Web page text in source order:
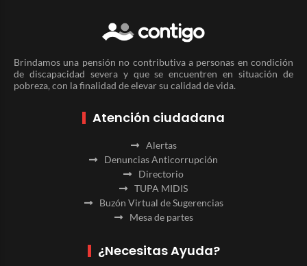
Brindamos una pensión no contributiva a personas en condición
de discapacidad severa y que se encuentren en situación de
pobreza, con la finalidad de elevar su calidad de vida.
Atención ciudadana
Alertas
Denuncias Anticorrupción
Directorio
TUPA MIDIS
Buzón Virtual de Sugerencias
Mesa de partes
¿Necesitas Ayuda?